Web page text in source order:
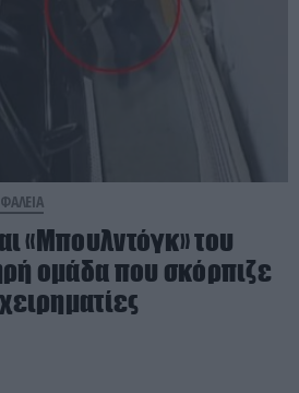
«Μπουλντόγκ» του
ομάδα που σκόρπιζε